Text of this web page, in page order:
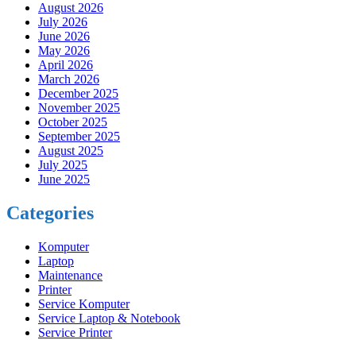
August 2026
July 2026
June 2026
May 2026
April 2026
March 2026
December 2025
November 2025
October 2025
September 2025
August 2025
July 2025
June 2025
Categories
Komputer
Laptop
Maintenance
Printer
Service Komputer
Service Laptop & Notebook
Service Printer